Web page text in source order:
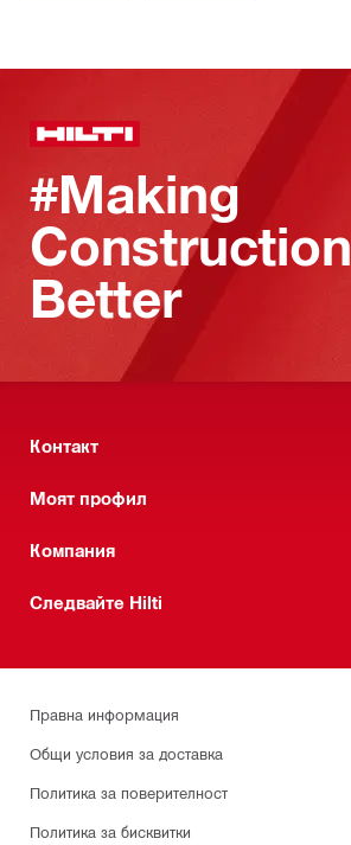
#Making
Construction
Better
Контакт
Моят профил
Компания
Следвайте Hilti
Правна информация
Общи условия за доставка
Политика за поверителност
Политика за бисквитки